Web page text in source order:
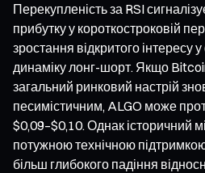
Перекупленість за RSI
прибутку у короткостроковій
зростання відкритого інтересу
динаміку лонг-шорт. Якщо
загальний ринковий настрій
песимістичним, ALGO може
$0,09–$0,10. Однак історичний
потужною технічною
більш глибокого падіння